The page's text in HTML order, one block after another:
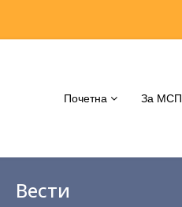
Почетна За МСП
Вести